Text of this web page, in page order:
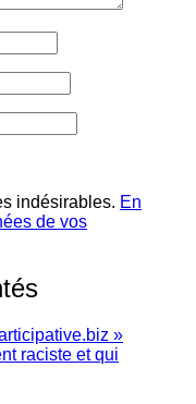
indésirables. En
de vos